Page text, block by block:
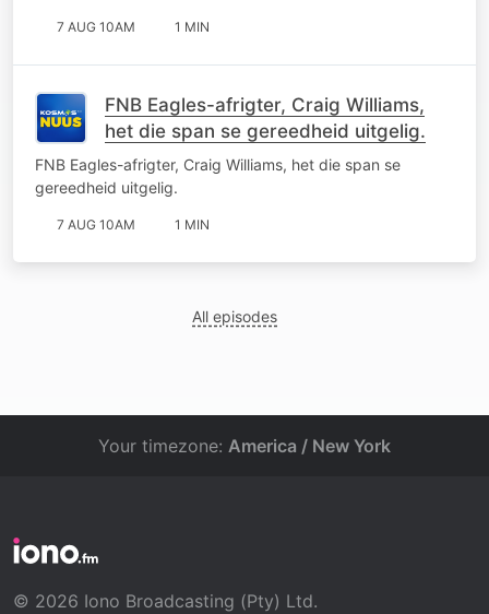
7 AUG 10AM 1 MIN
FNB Eagles-afrigter, Craig Williams,
het die span se gereedheid uitgelig.
FNB Eagles-afrigter, Craig Williams, het die span se
gereedheid uitgelig.
7 AUG 10AM 1 MIN
All episodes
Your timezone: America / New York
© 2026 Iono Broadcasting (Pty) Ltd.